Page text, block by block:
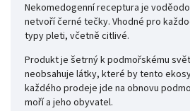
Nekomedogenní receptura je
netvoří černé tečky. Vhodné pro
typy pleti, včetně citlivé.
Produkt je šetrný k podmořskému
neobsahuje látky, které by tento
každého prodeje jde na obnovu
moří a jeho obyvatel.